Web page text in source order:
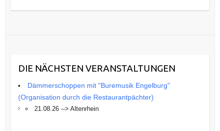
DIE NÄCHSTEN VERANSTALTUNGEN
Dämmerschoppen mit "Buremusik Engelburg"
(Organisation durch die Restaurantpächter)
21.08.26 --> Altenrhein